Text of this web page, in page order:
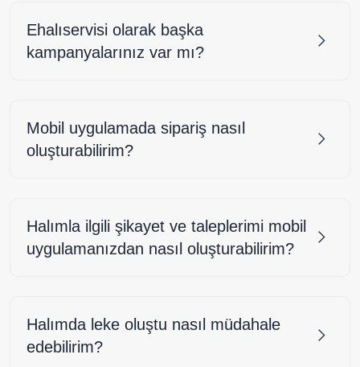
Ehalıservisi olarak başka
kampanyalarınız var mı?
Mobil uygulamada sipariş nasıl
oluşturabilirim?
Halımla ilgili şikayet ve taleplerimi mobil
uygulamanızdan nasıl oluşturabilirim?
Halımda leke oluştu nasıl müdahale
edebilirim?